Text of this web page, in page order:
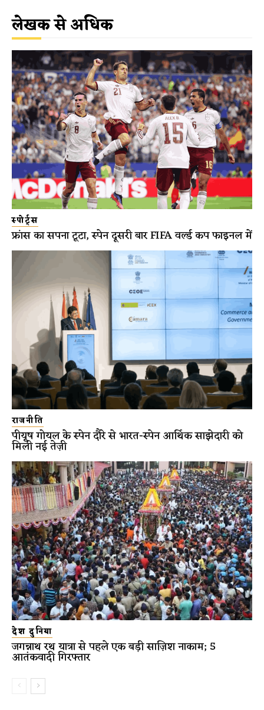
लेखक से अधिक
स्पोर्ट्स
फ्रांस का सपना टूटा, स्पेन दूसरी बार FIFA वर्ल्ड कप फाइनल में
राजनीति
पीयूष गोयल के स्पेन दौरे से भारत-स्पेन आर्थिक साझेदारी को
मिली नई तेज़ी
देश दुनिया
जगन्नाथ रथ यात्रा से पहले एक बड़ी साज़िश नाकाम; 5
आतंकवादी गिरफ्तार